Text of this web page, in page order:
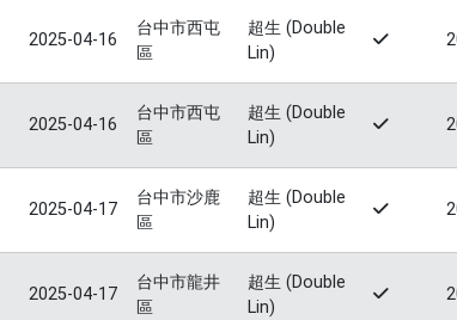
2025-04-16
台中市西屯
區
超生 (Double
Lin)
2025-04-16
台中市西屯
區
超生 (Double
Lin)
2025-04-17
台中市沙鹿
區
超生 (Double
Lin)
2025-04-17
台中市龍井
區
超生 (Double
Lin)